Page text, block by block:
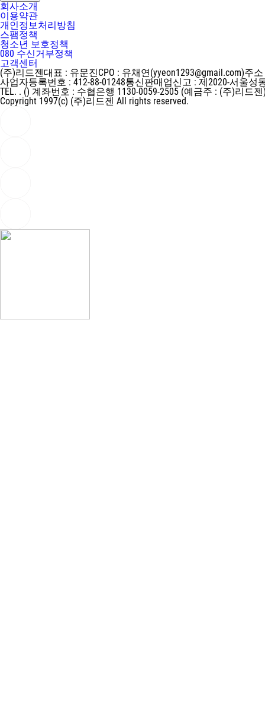
회사소개
이용약관
개인정보처리방침
스팸정책
청소년 보호정책
080 수신거부정책
고객센터
(주)리드젠대표 : 유문진CPO : 유채연(yyeon1293@gmail.com)주
사업자등록번호 : 412-88-01248통신판매업신고 : 제2020-서울성
TEL. . () 계좌번호 : 수협은행 1130-0059-2505 (예금주 : (주)리드젠
Copyright 1997(c) (주)리드젠 All rights reserved.